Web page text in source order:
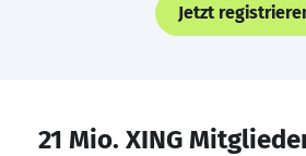
Jetzt
21 Mio. XING